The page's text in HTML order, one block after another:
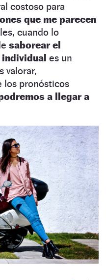
costoso para
que me parecen
cuando lo
saborear el
es un
valorar,
los pronósticos
a llegar a